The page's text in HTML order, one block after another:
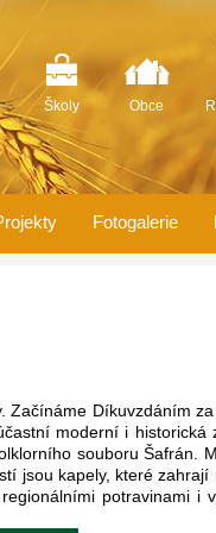
Školy Obce
Fotogalerie
Díkuvzdáním
moderní i
souboru Šafrán.
jsou kapely, které
potravinami i